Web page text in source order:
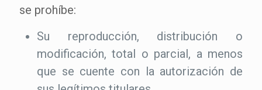
se prohíbe:
Su reproducción, distribución o
modificación, total o parcial, a menos
que se cuente con la autorización de